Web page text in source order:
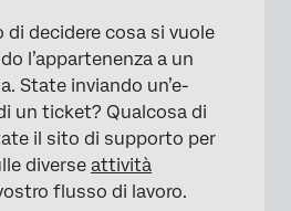
×
di decidere cosa si vuole
l’appartenenza a un
State inviando un’e-
un ticket? Qualcosa di
il sito di supporto per
diverse attività
flusso di lavoro.